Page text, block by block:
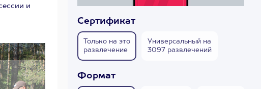
и
Сертификат
Только на это
развлечение
Универсальный на
3097 развлечений
Формат